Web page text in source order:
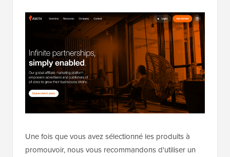
Une fois que vous avez sélectionné les produits à
promouvoir, nous vous recommandons d'utiliser un